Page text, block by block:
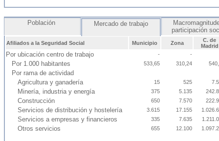
Población Mercado de trabajo
participación
Afiliados a la Seguridad Social Municipio Zona
C. de
Madrid
Por ubicación centro de trabajo - -
Por 1.000 habitantes 533,65 310,24
Por rama de actividad
Agricultura y ganadería
15 525
Minería, industria y energía 375 5.135
Construcción 650 7.570
Servicios de distribución y hostelería 3.615 17.155
Servicios a empresas y financieros 335 7.635
Otros servicios 655 12.100